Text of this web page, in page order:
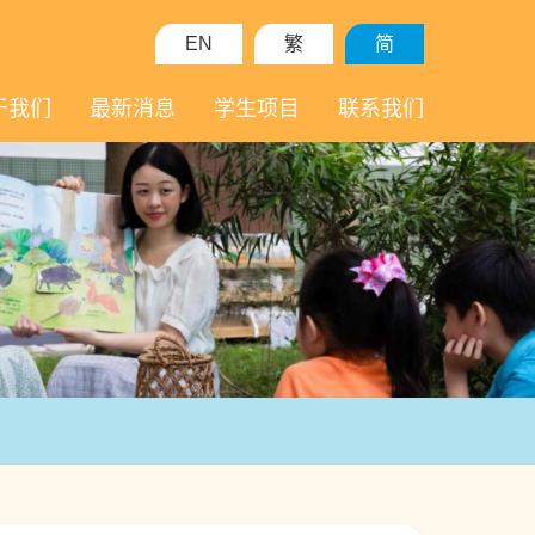
EN 繁 简
我们 最新消息 学生项目 联系我们